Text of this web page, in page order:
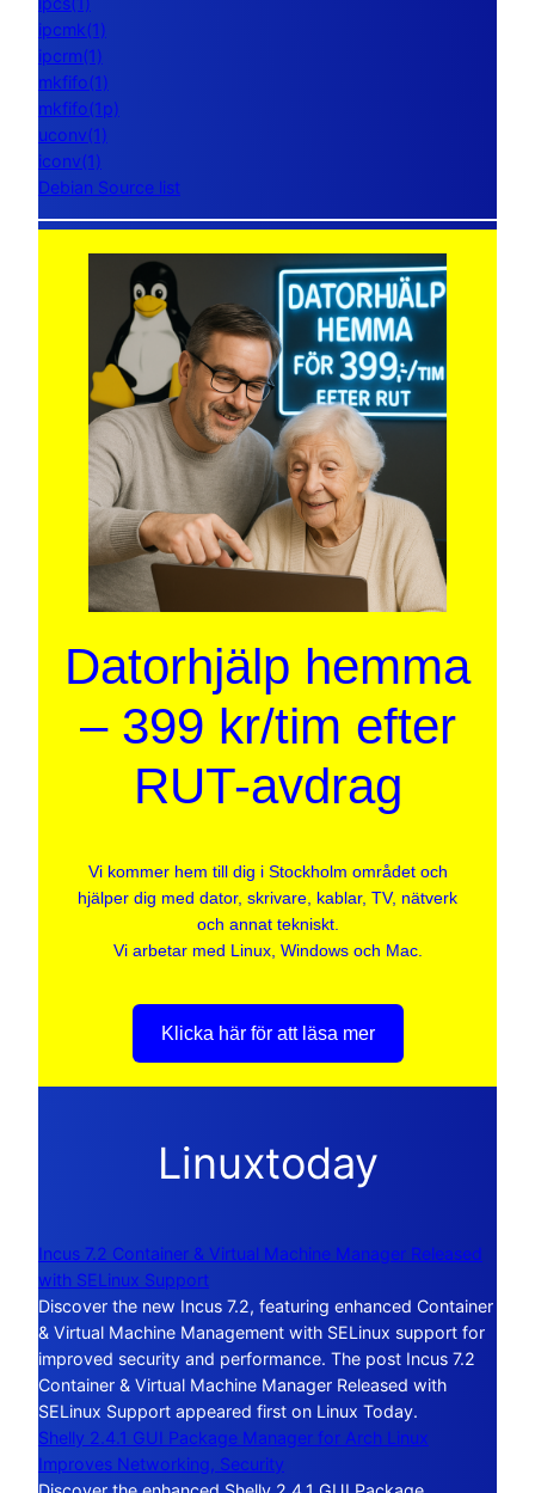
ipcmk(1)
ipcrm(1)
mkfifo(1)
mkfifo(1p)
uconv(1)
iconv(1)
Debian Source list
Datorhjälp hemma
– 399 kr/tim efter
RUT-avdrag
Vi kommer hem till dig i Stockholm området och
hjälper dig med dator, skrivare, kablar, TV, nätverk
och annat tekniskt.
Vi arbetar med Linux, Windows och Mac.
Klicka här för att läsa mer
Linuxtoday
Incus 7.2 Container & Virtual Machine Manager Released
with SELinux Support
Discover the new Incus 7.2, featuring enhanced Container
& Virtual Machine Management with SELinux support for
improved security and performance. The post Incus 7.2
Container & Virtual Machine Manager Released with
SELinux Support appeared first on Linux Today.
Shelly 2.4.1 GUI Package Manager for Arch Linux
Improves Networking, Security